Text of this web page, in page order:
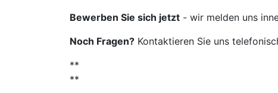
Bewerben Sie sich jetzt - wir melden uns
Noch Fragen? Kontaktieren Sie uns
**
**